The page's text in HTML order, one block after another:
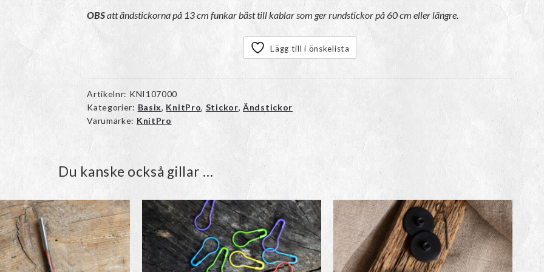
OBSatt ändstickorna på 13 cm funkar bäst till kablar som ger rundstickor på 60 cm eller längre.
Lägg till i önskelista
Artikelnr: KNI107000
Kategorier: Basix, KnitPro, Stickor,Ändstickor
Varumärke: KnitPro
Du kanske också gillar …
Den
här
produkten
har
flera
varianter.
Den
här
produkten
har
flera
varianter.
Den
här
produkten
har
flera
varianter.